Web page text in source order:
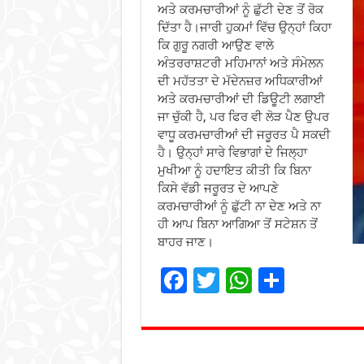
ਅਤੇ ਕਰਮਚਾਰੀਆਂ ਨੂੰ ਛੁੱਟੀ ਦੇਣ ਤੋਂ ਰੋਕ
ਦਿੱਤਾ ਹੈ।ਜਾਰੀ ਹੁਕਮਾਂ ਵਿੱਚ ਉਨ੍ਹਾਂ ਕਿਹਾ
ਕਿ ਗੁਰੂ ਨਗਰੀ ਆਉਣ ਵਾਲੇ
ਅੰਤਰਰਾਸ਼ਟਰੀ ਮਹਿਮਾਨਾਂ ਅਤੇ ਸੰਮੇਲਨ
ਦੀ ਮਹੱਤਤਾ ਦੇ ਮੱਦੇਨਜ਼ਰ ਅਧਿਕਾਰੀਆਂ
ਅਤੇ ਕਰਮਚਾਰੀਆਂ ਦੀ ਡਿਊਟੀ ਲਗਾਈ
ਜਾ ਚੁੱਕੀ ਹੈ, ਪਰ ਫਿਰ ਵੀ ਲੋੜ ਪੈਣ ਉਪਰ
ਵਾਧੂ ਕਰਮਚਾਰੀਆਂ ਦੀ ਜਰੂਰਤ ਪੈ ਸਕਦੀ
ਹੈ। ਉਨ੍ਹਾਂ ਸਾਰੇ ਵਿਭਾਗਾਂ ਦੇ ਜਿਲ੍ਹਾ
ਮੁਖੀਆ ਨੂੰ ਹਦਾਇਤ ਕੀਤੀ ਕਿ ਬਿਨਾ
ਕਿਸੇ ਵੱਡੀ ਜਰੂਰਤ ਦੇ ਆਪਣੇ
ਕਰਮਚਾਰੀਆਂ ਨੂੰ ਛੁੱਟੀ ਨਾ ਦੇਣ ਅਤੇ ਨਾ
ਹੀ ਆਪ ਬਿਨਾ ਆਗਿਆ ਤੋਂ ਸਟੇਸ਼ਨ ਤੋਂ
ਬਾਹਰ ਜਾਣ।
F
e
T
tt
W
at
S
ar